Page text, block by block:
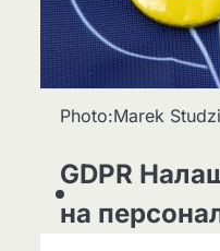
Photo:Marek
GDPR
на